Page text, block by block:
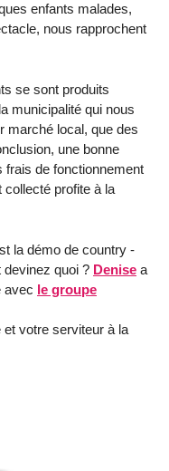
enfants malades,
nous rapprochent
se sont produits
municipalité qui nous
marché local, que des
une bonne
frais de fonctionnement
collecté profite à la
la démo de country -
devinez quoi ? Denise a
avec le groupe
votre serviteur à la